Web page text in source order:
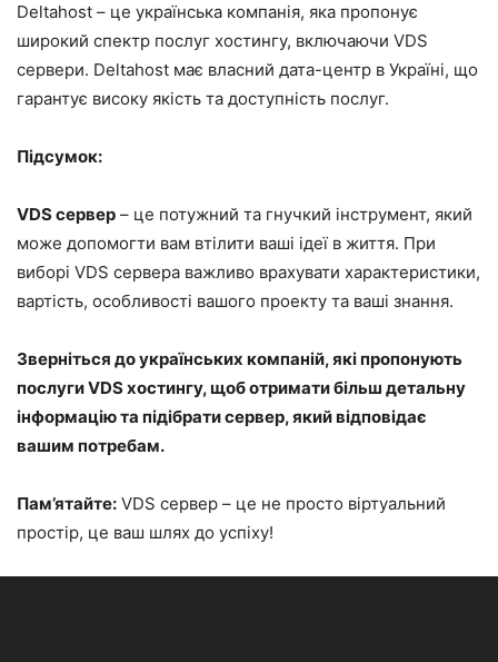
Deltahost – це українська компанія, яка пропонує
широкий спектр послуг хостингу, включаючи VDS
сервери. Deltahost має власний дата-центр в Україні, що
гарантує високу якість та доступність послуг.
Підсумок:
VDS сервер – це потужний та гнучкий інструмент, який
може допомогти вам втілити ваші ідеї в життя. При
виборі VDS сервера важливо врахувати характеристики,
вартість, особливості вашого проекту та ваші знання.
Зверніться до українських компаній, які пропонують
послуги VDS хостингу, щоб отримати більш детальну
інформацію та підібрати сервер, який відповідає
вашим потребам.
Пам’ятайте: VDS сервер – це не просто віртуальний
простір, це ваш шлях до успіху!